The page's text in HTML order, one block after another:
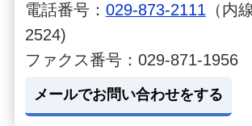
電話番号： 029-873-2111（内
2524)
ファクス番号：029-871-1956
メールでお問い合わせをする